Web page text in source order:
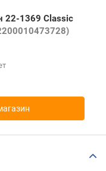
22-1369 Classic